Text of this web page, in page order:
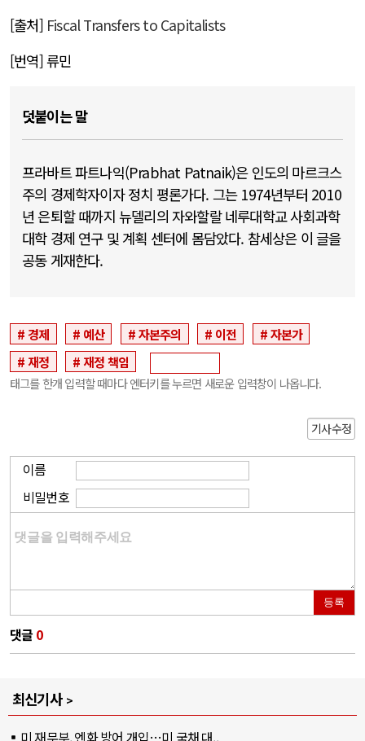
[출처] Fiscal Transfers to Capitalists
[번역] 류민
덧붙이는 말
프라바트 파트나익(Prabhat Patnaik)은 인도의 마르크스
주의 경제학자이자 정치 평론가다. 그는 1974년부터 2010
년 은퇴할 때까지 뉴델리의 자와할랄 네루대학교 사회과학
대학 경제 연구 및 계획 센터에 몸담았다. 참세상은 이 글을
공동 게재한다.
경제 예산 자본주의 이전
자본가
재정
재정 책임
태그를 한개 입력할 때마다 엔터키를 누르면 새로운 입력창이 나옵니다.
기사수정
이름
비밀번호
등록
댓글 0
최신기사
미 재무부, 엔화 방어 개입…미 국채 대..